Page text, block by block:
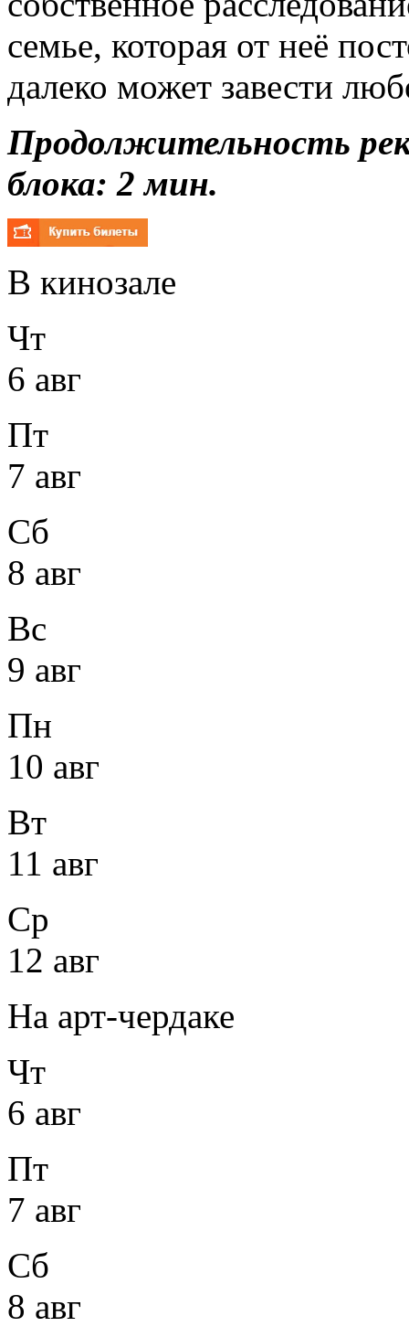
семье, которая от неё
далеко может завести
Продолжительность
блока: 2 мин.
В кинозале
Чт
6 авг
Пт
7 авг
Сб
8 авг
Вс
9 авг
Пн
10 авг
Вт
11 авг
Ср
12 авг
На арт-чердаке
Чт
6 авг
Пт
7 авг
Сб
8 авг